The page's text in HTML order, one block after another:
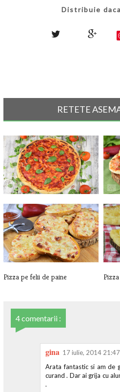
Distribuie
RETETE
Pizza Marinara Mini
Pizza pe felii de paine
4 comentarii :
gina 17 iulie, 2014 21:47
Arata fantastic si am de
curand . Dar ai grija cu
.